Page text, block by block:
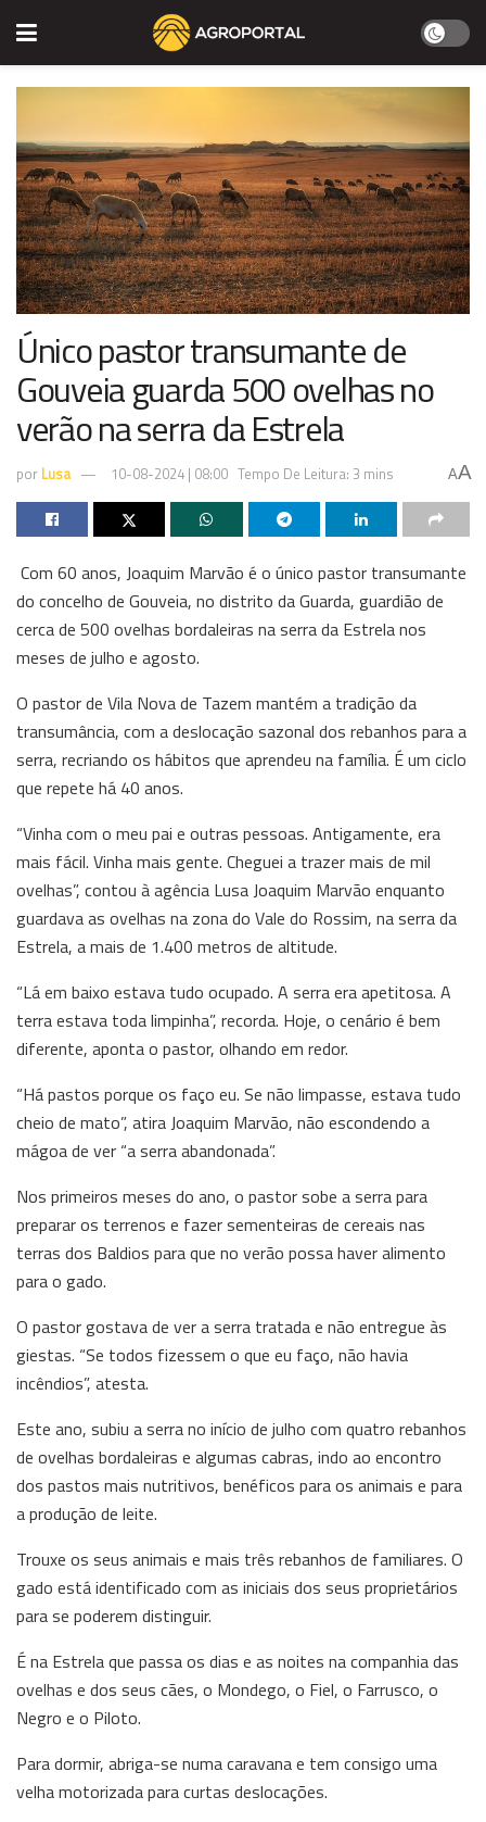
Único pastor transumante de
Gouveia guarda 500 ovelhas no
verão na serra da Estrela
por Lusa 10-08-2024 | 08:00 Tempo De Leitura: 3 mins AA
Com 60 anos, Joaquim Marvão é o único pastor transumante
do concelho de Gouveia, no distrito da Guarda, guardião de
cerca de 500 ovelhas bordaleiras na serra da Estrela nos
meses de julho e agosto.
O pastor de Vila Nova de Tazem mantém a tradição da
transumância, com a deslocação sazonal dos rebanhos para a
serra, recriando os hábitos que aprendeu na família. É um ciclo
que repete há 40 anos.
“Vinha com o meu pai e outras pessoas. Antigamente, era
mais fácil. Vinha mais gente. Cheguei a trazer mais de mil
ovelhas”, contou à agência Lusa Joaquim Marvão enquanto
guardava as ovelhas na zona do Vale do Rossim, na serra da
Estrela, a mais de 1.400 metros de altitude.
“Lá em baixo estava tudo ocupado. A serra era apetitosa. A
terra estava toda limpinha”, recorda. Hoje, o cenário é bem
diferente, aponta o pastor, olhando em redor.
“Há pastos porque os faço eu. Se não limpasse, estava tudo
cheio de mato”, atira Joaquim Marvão, não escondendo a
mágoa de ver “a serra abandonada”.
Nos primeiros meses do ano, o pastor sobe a serra para
preparar os terrenos e fazer sementeiras de cereais nas
terras dos Baldios para que no verão possa haver alimento
para o gado.
O pastor gostava de ver a serra tratada e não entregue às
giestas. “Se todos fizessem o que eu faço, não havia
incêndios”, atesta.
Este ano, subiu a serra no início de julho com quatro rebanhos
de ovelhas bordaleiras e algumas cabras, indo ao encontro
dos pastos mais nutritivos, benéficos para os animais e para
a produção de leite.
Trouxe os seus animais e mais três rebanhos de familiares. O
gado está identificado com as iniciais dos seus proprietários
para se poderem distinguir.
É na Estrela que passa os dias e as noites na companhia das
ovelhas e dos seus cães, o Mondego, o Fiel, o Farrusco, o
Negro e o Piloto.
Para dormir, abriga-se numa caravana e tem consigo uma
velha motorizada para curtas deslocações.